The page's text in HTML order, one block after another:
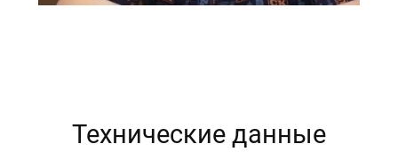
Технические данные